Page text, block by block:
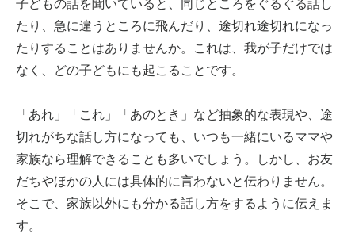
子どもの話を聞いていると、同じところをぐるぐる話し
たり、急に違うところに飛んだり、途切れ途切れになっ
たりすることはありませんか。これは、我が子だけでは
なく、どの子どもにも起こることです。
「あれ」「これ」「あのとき」など抽象的な表現や、途
切れがちな話し方になっても、いつも一緒にいるママや
家族なら理解できることも多いでしょう。しかし、お友
だちやほかの人には具体的に言わないと伝わりません。
そこで、家族以外にも分かる話し方をするように伝えま
す。